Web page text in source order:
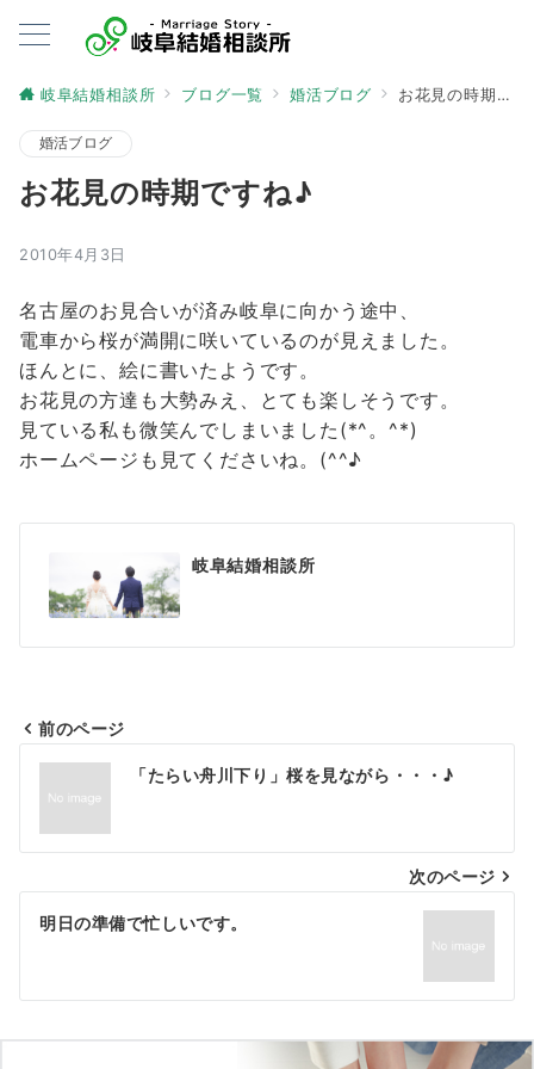
岐阜結婚相談所 ブログ一覧 婚活ブログ お花見の時期ですね♪
婚活ブログ
お花見の時期ですね♪
2010年4月3日
名古屋のお見合いが済み岐阜に向かう途中、
電車から桜が満開に咲いているのが見えました。
ほんとに、絵に書いたようです。
お花見の方達も大勢みえ、とても楽しそうです。
見ている私も微笑んでしまいました(*^。^*)
ホームページも見てくださいね。(^^♪
岐阜結婚相談所
投
ナ
ビ
ゲ
シ
ョ
前のページ
「たらい舟川下り」桜を見ながら・・・♪
次のページ
明日の準備で忙しいです。